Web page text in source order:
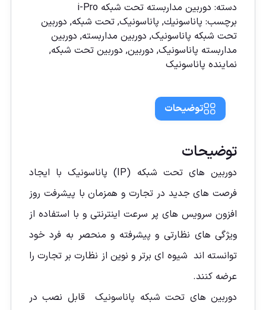
دسته: دوربين مداربسته تحت شبكه i-Pro
برچسب: پاناسونیك, پاناسونیک, تحت شبکه, دوربين
تحت شبكه پاناسونيک, دوربين مداربسته, دوربين
مداربسته پاناسونيک, دوربین, دوربین تحت شبكه,
نماينده پاناسونيک
توضیحات
توضیحات
دوربین های تحت شبکه (IP) پاناسونیک با ایجاد
فرصت های جدید در تجارت و همزمان با پیشرفت روز
افزون سرویس های پر سرعت اینترنتی و با استفاده از
ویژگی های نظارتی و پیشرفته و منحصر به فرد خود
توانسته اند شیوه ای برتر و نوین از نظارت بر تجارت را
عرضه کنند.
دوربین های تحت شبکه پاناسونیک قابل نصب در